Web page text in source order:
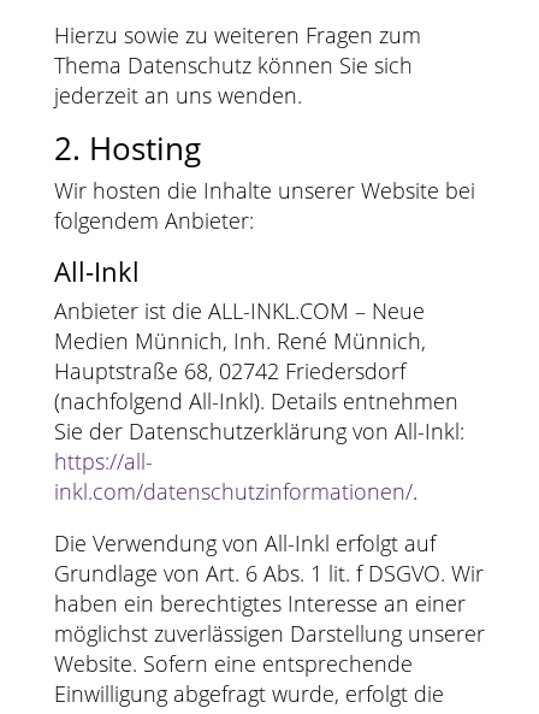
Hierzu sowie zu weiteren Fragen zum
Thema Datenschutz können Sie sich
jederzeit an uns wenden.
2. Hosting
Wir hosten die Inhalte unserer Website bei
folgendem Anbieter:
All-Inkl
Anbieter ist die ALL-INKL.COM – Neue
Medien Münnich, Inh. René Münnich,
Hauptstraße 68, 02742 Friedersdorf
(nachfolgend All-Inkl). Details entnehmen
Sie der Datenschutzerklärung von All-Inkl:
https://all-
inkl.com/datenschutzinformationen/.
Die Verwendung von All-Inkl erfolgt auf
Grundlage von Art. 6 Abs. 1 lit. f DSGVO. Wir
haben ein berechtigtes Interesse an einer
möglichst zuverlässigen Darstellung unserer
Website. Sofern eine entsprechende
Einwilligung abgefragt wurde, erfolgt die